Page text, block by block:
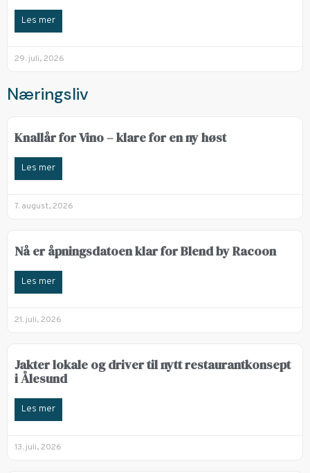
Les mer
29. juli, 2026
Næringsliv
Knallår for Vino – klare for en ny høst
Les mer
7. august, 2026
Nå er åpningsdatoen klar for Blend by Racoon
Les mer
21. juli, 2026
Jakter lokale og driver til nytt restaurantkonsept
i Ålesund
Les mer
13. juli, 2026